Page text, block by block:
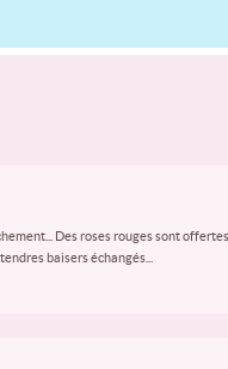
Des roses rouges sont
baisers échangés...